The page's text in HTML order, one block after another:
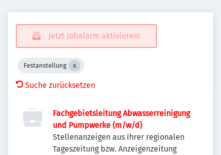
Jetzt Jobalarm aktivieren!
Festanstellung
Suche zurücksetzen
Fachgebietsleitung Abwasserreinigung
und Pumpwerke (m/w/d)
Stellenanzeigen aus Ihrer regionalen
Tageszeitung bzw. Anzeigenzeitung